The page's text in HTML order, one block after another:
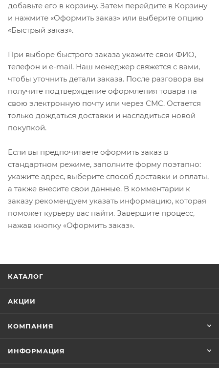
добавьте его в корзину. Затем перейдите в Корзину
и нажмите «Оформить заказ» или выберите опцию
«Быстрый заказ».
При выборе быстрого заказа укажите свои ФИО,
телефон и e-mail. Наш менеджер свяжется с вами,
чтобы уточнить детали заказа. После разговора вы
получите подтверждение оформления товара на
свою электронную почту или через СМС. Остается
только дождаться доставки и насладиться новой
покупкой.
Если вы предпочитаете оформить заказ в
стандартном режиме, заполните форму поэтапно:
укажите адрес, выберите способ доставки и оплаты,
а также внесите свои данные. В комментарии к
заказу рекомендуем указать информацию, которая
поможет курьеру вас найти. Завершите процесс,
нажав кнопку «Оформить заказ».
КАТАЛОГ
АКЦИИ
КОМПАНИЯ
ИНФОРМАЦИЯ